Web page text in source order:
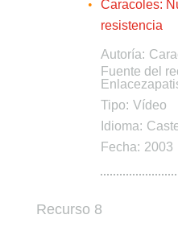
Caracoles:
resistencia
Autoría:
Fuente del
Tipo: Vídeo
Idioma:
Fecha: 2003
Recurso 8